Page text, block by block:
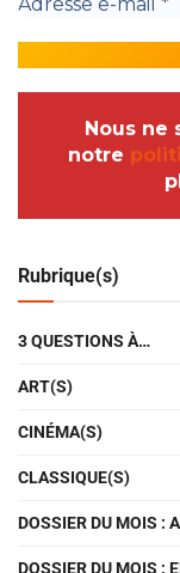
Nous ne
notre
Rubrique(s)
3 QUESTIONS À…
ART(S)
CINÉMA(S)
CLASSIQUE(S)
DOSSIER DU MOIS :
DOSSIER DU MOIS :